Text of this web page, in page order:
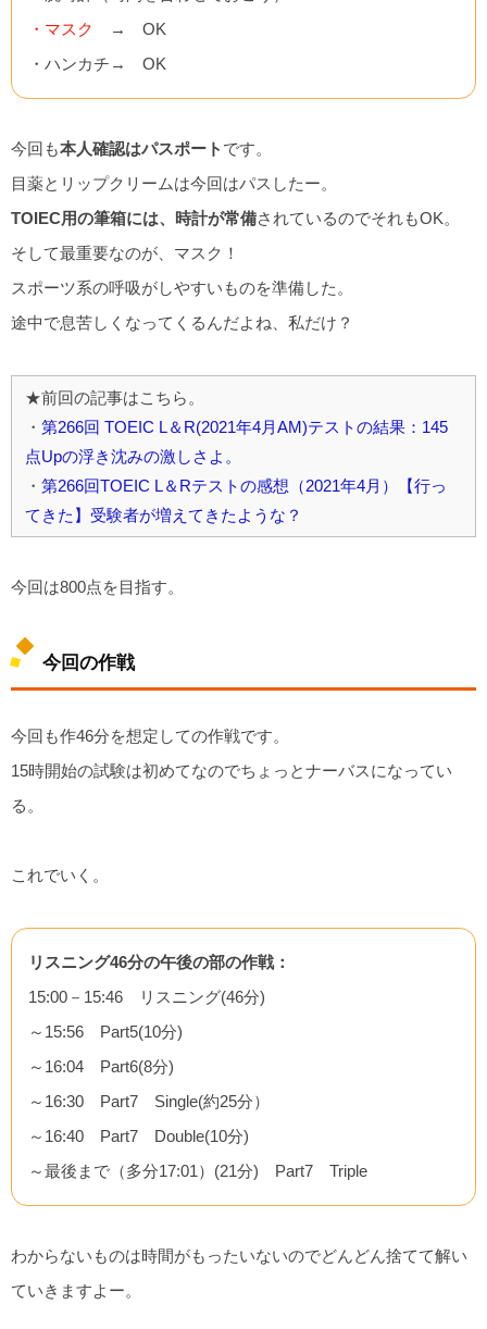
・マスク
→ OK
・ハンカチ→ OK
今回も本人確認はパスポート です。
目薬とリップクリームは今回はパスしたー。
TOIEC用の筆箱には、時計が常備されているのでそれもOK。
そして最重要なのが、マスク！
スポーツ系の呼吸がしやすいものを準備した。
途中で息苦しくなってくるんだよね、私だけ？
★前回の記事はこちら。
・ 第266回 TOEIC L＆R(2021年4月AM)テストの結果：145
点Upの浮き沈みの激しさよ。
・ 第266回TOEIC L＆Rテストの感想（2021年4月）【行っ
てきた】受験者が増えてきたような？
今回は800点を目指す。
今回の作戦
今回も作46分を想定しての作戦です。
15時開始の試験は初めてなのでちょっとナーバスになってい
る。
これでいく。
リスニング46分の午後の部の作戦：
15:00－15:46 リスニング(46分)
～15:56 Part5(10分)
～16:04 Part6(8分)
～16:30 Part7 Single(約25分）
～16:40 Part7 Double(10分)
～最後まで（多分17:01）(21分) Part7 Triple
わからないものは時間がもったいないのでどんどん捨てて解い
ていきますよー。